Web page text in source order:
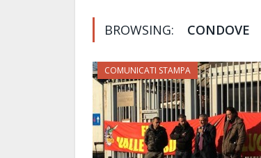
BROWSING: CONDOVE
COMUNICATI STAMPA